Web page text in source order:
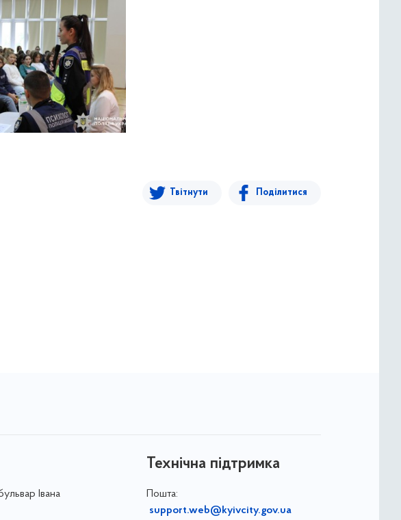
Твітнути Поділитися
Івана
Технічна підтримка
Пошта:
support.web@kyivcity.gov.ua